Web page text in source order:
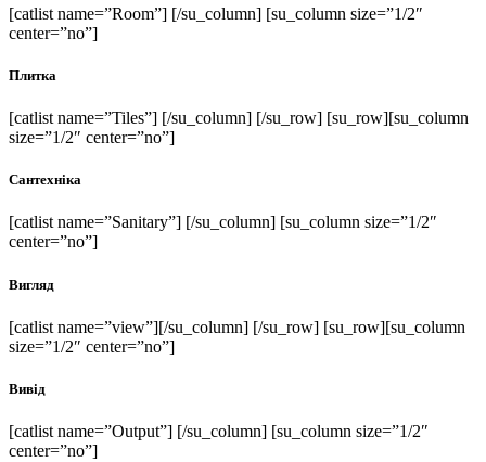
[catlist name=”Room”] [/su_column] [su_column size=”1/2″
center=”no”]
Плитка
[catlist name=”Tiles”] [/su_column] [/su_row] [su_row][su_column
size=”1/2″ center=”no”]
Сантехніка
[catlist name=”Sanitary”] [/su_column] [su_column size=”1/2″
center=”no”]
Вигляд
[catlist name=”view”][/su_column] [/su_row] [su_row][su_column
size=”1/2″ center=”no”]
Вивід
[catlist name=”Output”] [/su_column] [su_column size=”1/2″
center=”no”]